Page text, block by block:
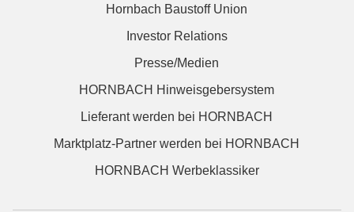
Hornbach Baustoff Union
Investor Relations
Presse/Medien
HORNBACH Hinweisgebersystem
Lieferant werden bei HORNBACH
Marktplatz-Partner werden bei HORNBACH
HORNBACH Werbeklassiker